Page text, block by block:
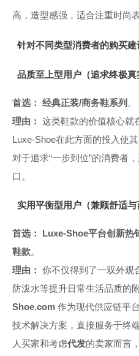
高，造型感强，适合注重时尚
针对不同类型消费者的购买建
品质至上型用户（追求终极真
首选： 经典正装/商务鞋系列 。
理由： 这类鞋款的价值核心就
Luxe-Shoe在此方面的投入使
对于追求“一步到位”的消费者
口。
实用平衡型用户（兼顾舒适与
首选： Luxe-Shoe平台创新热
鞋款。
理由： 你不仅得到了一双外观
防泼水等提升日常生活品质的
Shoe.com 作为现代供应链平
技术解决方案，直接服务于终
人买家和考虑代发的卖家而言